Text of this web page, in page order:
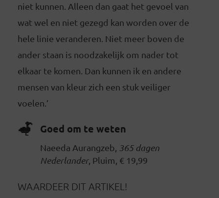
niet kunnen. Alleen dan gaat het gevoel van
wat wel en niet gezegd kan worden over de
hele linie veranderen. Niet meer boven de
ander staan is noodzakelijk om nader tot
elkaar te komen. Dan kunnen ik en andere
mensen van kleur zich een stuk veiliger
voelen.’
Goed om te weten
Naeeda Aurangzeb, 365 dagen
Nederlander, Pluim, € 19,99
WAARDEER DIT ARTIKEL!